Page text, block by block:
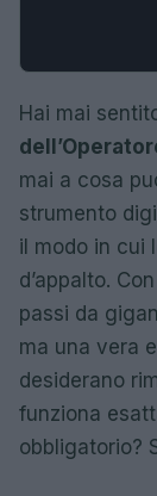
Hai mai
mai a cosa
strumento
il modo in cui
d’appalto.
passi da
ma una vera
desiderano
funziona
obbligatorio?